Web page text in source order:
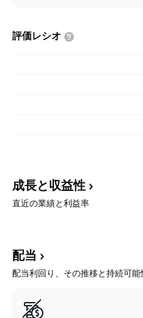
評価レシオ
成長と収益性
直近の業績と利益率
配当
配当利回り、その推移と持続可能